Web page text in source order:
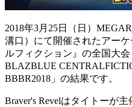
2018年3月25日（日）
溝口）にて開催されたアー
ルフィクション』の全国大会
BLAZBLUE
BBBR2018」の結果です。
Braver's Revelはタイトーが